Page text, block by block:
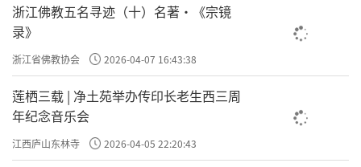
浙江佛教五名寻迹（十）名著·《宗镜
录》
浙江省佛教协会 2026-04-07 16:43:38
莲栖三载 | 净土苑举办传印长老生西三周
年纪念音乐会
江西庐山东林寺 2026-04-05 22:20:43